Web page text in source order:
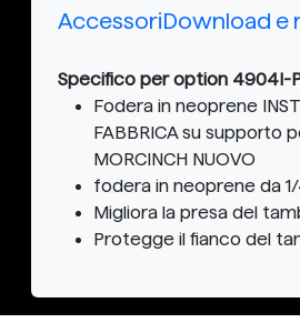
AccessoriDownload e
Specifico per option 4904I-
Fodera in neoprene
FABBRICA su supporto
MORCINCH NUOVO
fodera in neoprene da
Migliora la presa del
Protegge il fianco del